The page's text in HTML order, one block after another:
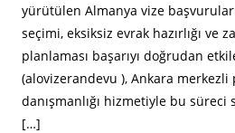
yürütülen Almanya vize
seçimi, eksiksiz evrak hazırlığı ve
planlaması başarıyı doğrudan
(alovizerandevu ), Ankara merkezli
danışmanlığı hizmetiyle bu süreci
[…]